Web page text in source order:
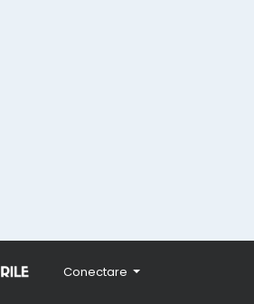
Conectare